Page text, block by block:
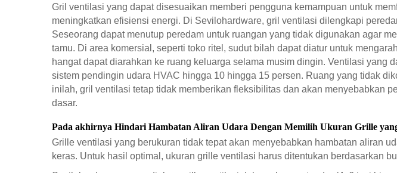
Gril ventilasi yang dapat disesuaikan memberi pengguna kemampuan untuk
meningkatkan efisiensi energi. Di Sevilohardware, gril ventilasi dilengkapi
Seseorang dapat menutup peredam untuk ruangan yang tidak digunakan agar
tamu. Di area komersial, seperti toko ritel, sudut bilah dapat diatur untuk
hangat dapat diarahkan ke ruang keluarga selama musim dingin. Ventilasi
sistem pendingin udara HVAC hingga 10 hingga 15 persen. Ruang yang tidak
inilah, gril ventilasi tetap tidak memberikan fleksibilitas dan akan menyebabkan
dasar.
Pada akhirnya Hindari Hambatan Aliran Udara Dengan Memilih Ukuran Grille
Grille ventilasi yang berukuran tidak tepat akan menyebabkan hambatan aliran
keras. Untuk hasil optimal, ukuran grille ventilasi harus ditentukan berdasarkan